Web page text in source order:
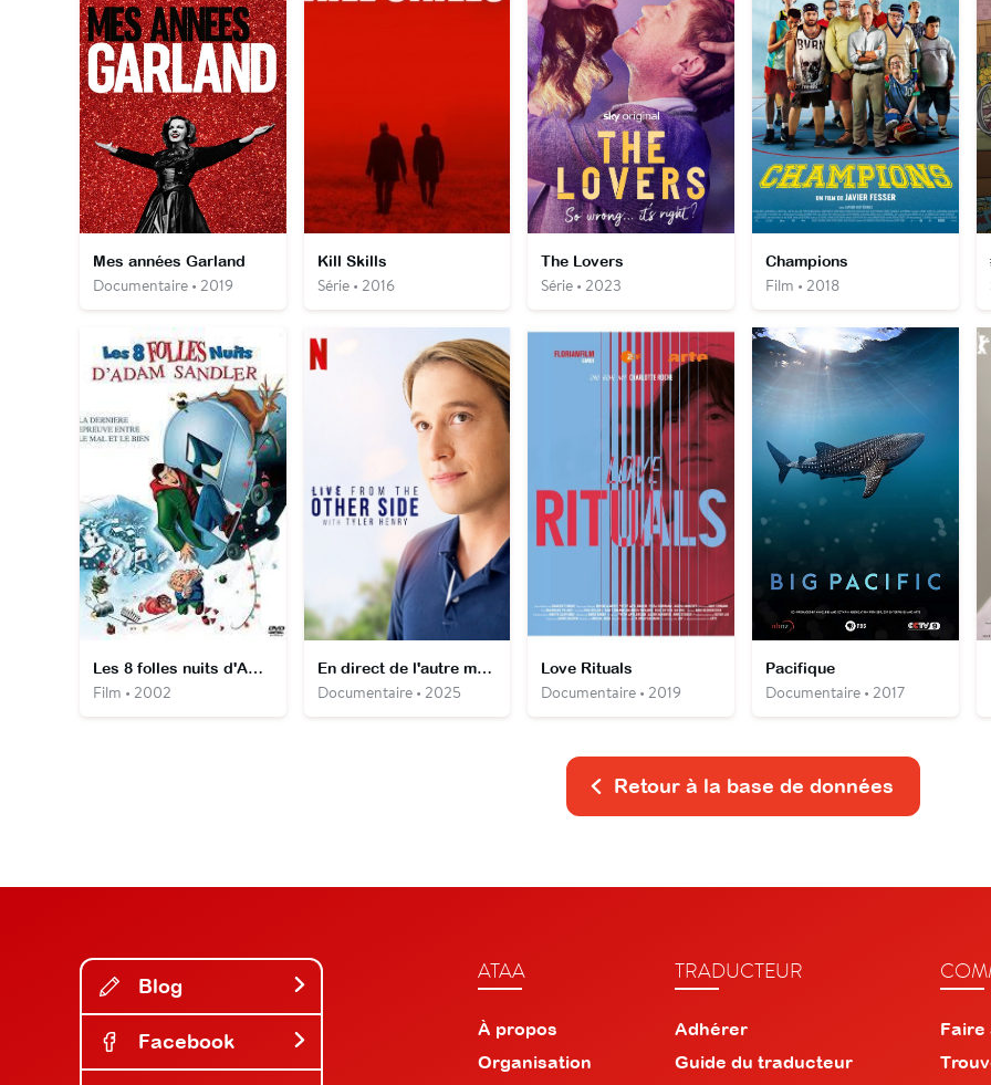
Mes années Garland
Documentaire • 2019
Kill Skills
Série • 2016
The Lovers
Série • 2023
Champions
Film • 2018
Les 8 folles nuits d'Adam Sandler
Film • 2002
En direct de l'autre monde avec Tyler Henry
Documentaire • 2025
Love Rituals
Documentaire • 2019
Pacifique
Documentaire • 2017
Retour à la base de données
Blog
Facebook
ATAA
À propos
Organisation
TRADUCTEUR
Adhérer
Guide du traducteur